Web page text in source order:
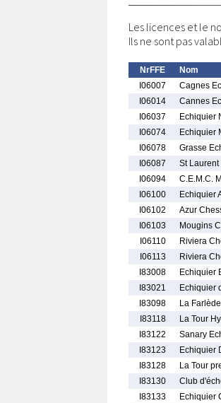
Les licences et le
Ils ne sont pas
NrFFE Nom
I06007
Cagnes
I06014
Cannes
I06037
Echiquier
I06074
Echiquier
I06078
Grasse
I06087
St Laurent
I06094
C.E.M.C.
I06100
Echiquier
I06102
Azur
I06103
Mougins
I06110
Riviera
I06113
Riviera
I83008
Echiquier
I83021
Echiquier
I83098
La
I83118
La Tour
I83122
Sanary
I83123
Echiquier
I83128
La Tour
I83130
Club
I83133
Echiquier